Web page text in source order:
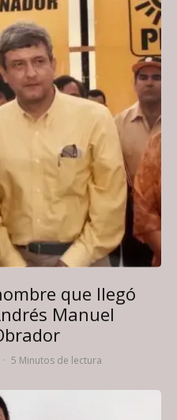
que llegó
Manuel
· 5 Minutos de lectura